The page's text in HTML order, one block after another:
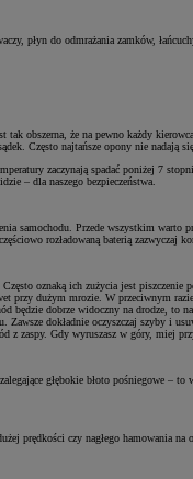
płyn do odmrażania zamków,
obszerna, że na pewno każdy
Często najtańsze opony nie
zaczynają spadać poniżej 7
– dla naszego bezpieczeństwa.
samochodu. Przede wszystkim
rozładowaną baterią zazwyczaj
oznaką ich zużycia jest piszczenie
dużym mrozie. W przeciwnym
będzie dobrze widoczny na drodze, to
dokładnie oczyszczaj szyby i
z zaspy. Gdy wyruszasz w góry, miej
głębokie błoto pośniegowe
prędkości czy nagłego